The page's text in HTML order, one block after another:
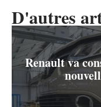
D'autres
Renault va